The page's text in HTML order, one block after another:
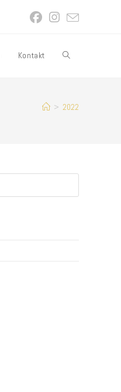
Kontakt Website-
> 2022